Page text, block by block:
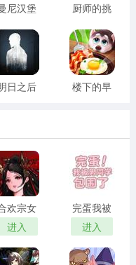
谁制作的食物更加美味
创作出更多的美食；
前去照顾好各种顾客的
尼汉堡
厨师的挑
日之后
楼下的早
欢宗女
修传 汉化
版
进入
完蛋我被
男同学包
围了 正版
进入